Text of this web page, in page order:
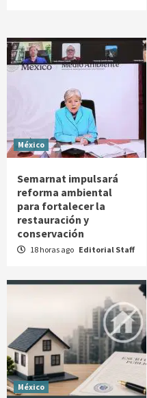
México
Semarnat impulsará
reforma ambiental
para fortalecer la
restauración y
conservación
18 horas ago Editorial Staff
México